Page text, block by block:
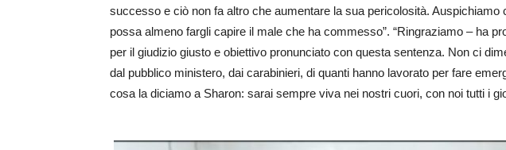
successo e ciò non fa altro che aumentare la sua pericolosità. Auspichiamo
possa almeno fargli capire il male che ha commesso”. “Ringraziamo – ha
per il giudizio giusto e obiettivo pronunciato con questa sentenza. Non ci
dal pubblico ministero, dai carabinieri, di quanti hanno lavorato per fare
cosa la diciamo a Sharon: sarai sempre viva nei nostri cuori, con noi tutti i